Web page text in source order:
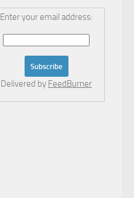
Enter your email address:
Delivered by FeedBurner